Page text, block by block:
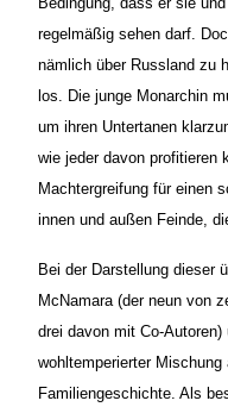
regelmäßig sehen darf.
nämlich über Russland zu
los. Die junge Monarchin
um ihren Untertanen
wie jeder davon profitieren
Machtergreifung für einen
innen und außen Feinde,
Bei der Darstellung dieser
McNamara (der neun von
drei davon mit Co-
wohltemperierter
Familiengeschichte. Als